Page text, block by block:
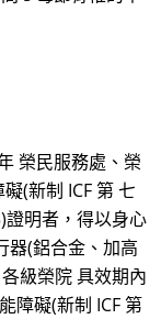
榮民服務處、榮
(新制 ICF 第 七
證明者，得以身心
器(鋁合金、加高
級榮院 具效期內
障礙(新制 ICF 第